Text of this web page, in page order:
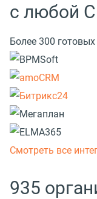
с любой
Более 300
Смотреть все
935